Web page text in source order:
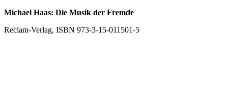
Michael Haas: Die Musik der Fremde
Reclam-Verlag, ISBN 973-3-15-011501-5